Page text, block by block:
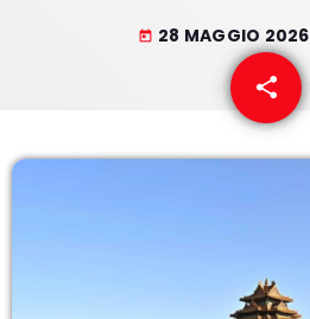
today 28 MAGGIO 2026
share
email